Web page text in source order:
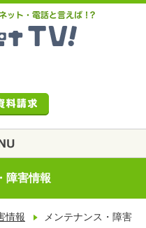
障害情報
情報
メンテナンス・障害